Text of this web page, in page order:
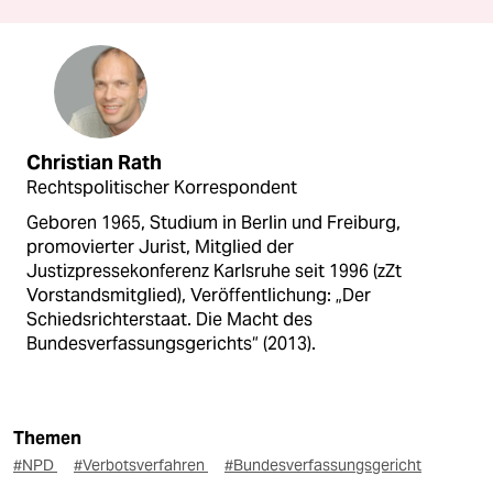
Christian Rath
Rechtspolitischer Korrespondent
Geboren 1965, Studium in Berlin und Freiburg,
promovierter Jurist, Mitglied der
Justizpressekonferenz Karlsruhe seit 1996 (zZt
Vorstandsmitglied), Veröffentlichung: „Der
Schiedsrichterstaat. Die Macht des
Bundesverfassungsgerichts“ (2013).
Themen
#NPD #Verbotsverfahren #Bundesverfassungsgericht